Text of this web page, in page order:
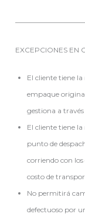
EXCEPCIONES EN
El cliente tiene
empaque
gestiona a
El cliente tiene
punto de
corriendo con los
costo de
No permitirá
defectuoso por